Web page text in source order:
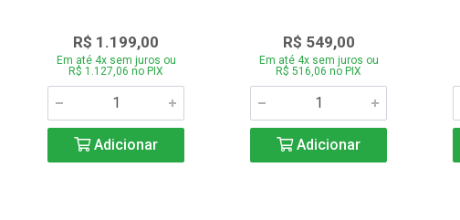
R$ 1.199,00
Em até 4x sem juros ou
R$ 1.127,06 no PIX
Adicionar
R$ 549,00
Em até 4x sem juros ou
R$ 516,06 no PIX
Adicionar